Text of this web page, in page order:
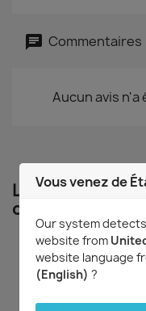
Commentaires
Aucun avis
Les clients qui
ont également
Vous venez de
Our system
website from
website language
(English) ?